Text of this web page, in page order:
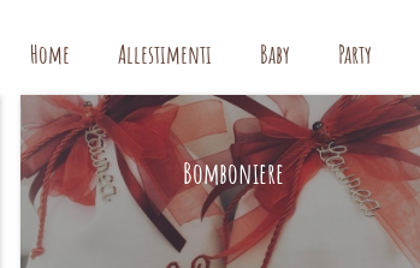
Home Allestimenti Baby Party
Bomboniere